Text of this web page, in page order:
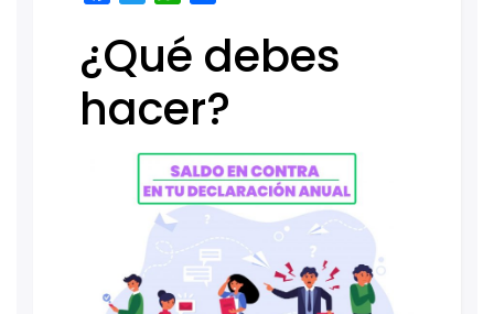
¿Qué debes
hacer?